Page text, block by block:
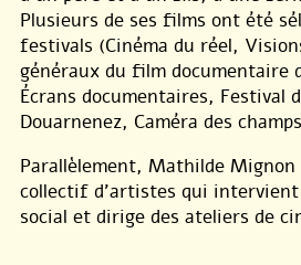
Plusieurs de ses films ont été
festivals (Cinéma du réel,
généraux du film documentaire
Écrans documentaires, Festival
Douarnenez, Caméra des
Parallèlement, Mathilde Mignon
collectif d’artistes qui intervient
social et dirige des ateliers de